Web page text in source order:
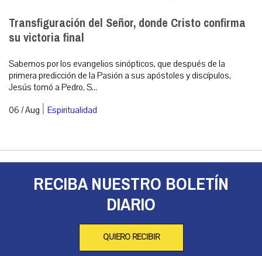
Transfiguración del Señor, donde Cristo confirma
su victoria final
Sabemos por los evangelios sinópticos, que después de la
primera predicción de la Pasión a sus apóstoles y discípulos,
Jesús tomó a Pedro, S...
06 / Aug | Espiritualidad
RECIBA NUESTRO BOLETÍN
DIARIO
QUIERO RECIBIR